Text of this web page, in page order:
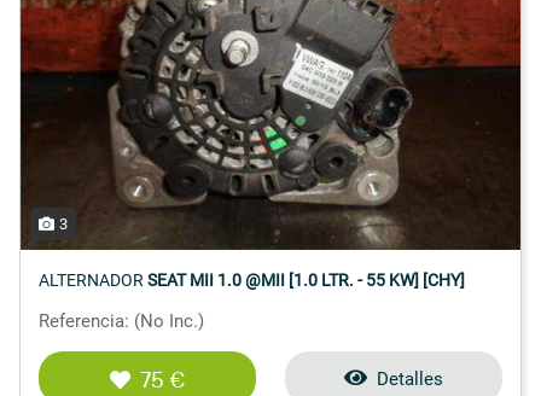
3
ALTERNADOR SEAT MII 1.0 @MII [1.0 LTR. - 55 KW] [CHY]
Referencia: (No Inc.)
75 € Detalles